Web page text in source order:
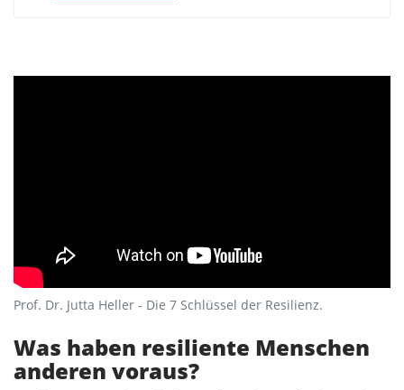
Prof. Dr. Jutta Heller - Die 7 Schlüssel der Resilienz.
Was haben resiliente Menschen
anderen voraus?